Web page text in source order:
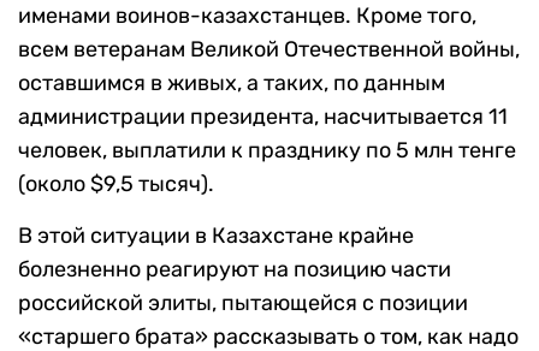
именами воинов-казахстанцев. Кроме того,
всем ветеранам Великой Отечественной войны,
оставшимся в живых, а таких, по данным
администрации президента, насчитывается 11
человек, выплатили к празднику по 5 млн тенге
(около $9,5 тысяч).
В этой ситуации в Казахстане крайне
болезненно реагируют на позицию части
российской элиты, пытающейся с позиции
«старшего брата» рассказывать о том, как надо